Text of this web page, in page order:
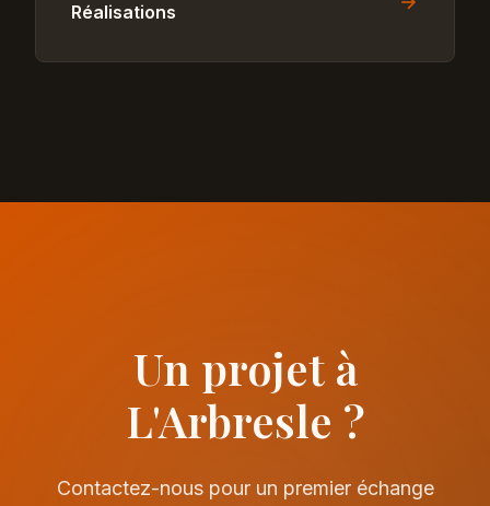
Réalisations
Un projet à
L'Arbresle ?
Contactez-nous pour un premier échange